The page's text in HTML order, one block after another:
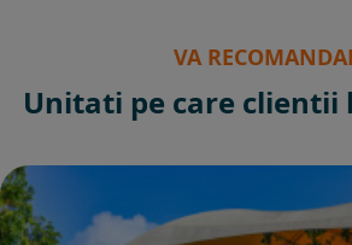
VA
Unitati pe care clientii